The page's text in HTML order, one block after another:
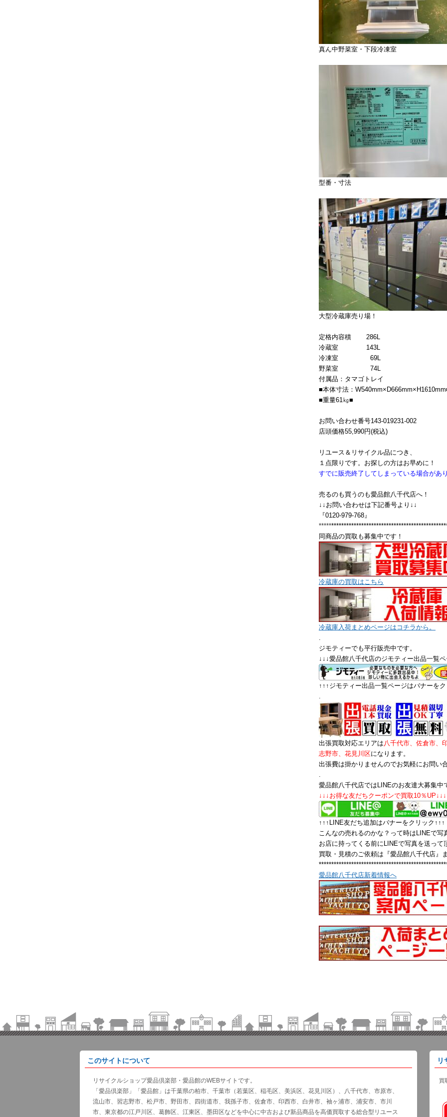
真ん中野菜室・下段冷凍室
型番・寸法
大型冷蔵庫売り場！
定格内容積 286L
冷蔵室 143L
冷凍室 69L
野菜室 74L
付属品：タマゴトレイ
■本体寸法：
■重量61㎏■
お問い合わせ番号143-019231-002
店頭価格55,990円(税込)
リユース＆リサイクル品につき、
１点限りです。お探しの方はお早めに！
すでに販売終了してし まっている場合があ
売るのも買うのも愛品館八千代店へ！
↓↓お問い合わせは下記番号より↓↓
『0120-979-768』
*****
同商品の買取も募集中です！
冷蔵庫の買取はこちら
冷蔵庫入荷まとめページはコチラから。
.
ジモティーでも平行販売中です。
↓↓↓愛品館八千代店のジモティー出品一覧
↑↑↑ジモティー出品一覧ページはバナーを
.
出張買取対応エリアは八千代市、佐倉市、
志野市、花見川区になります。
出張費は掛かりませんのでお気軽にお問い
.
愛品館八千代店ではLINEのお友達大募集中
↓↓↓お得な友だちクーポンで買取10％UP↓↓↓
↑↑↑LINE友だち追加はバナーをクリック↑↑↑
こんなの売れるのかな？って時はLINEで写
お店に持ってくる前にLINEで写真を送って
買取・見積のご依頼は『愛品館八千代店』
愛品館八千代店新着情報へ
このサイトについて
リサイクルショップ愛品倶楽部・愛品館のWEBサイトです。
「愛品倶楽部」「愛品館」は千葉県の柏市、千葉市（若葉区、稲毛区、美浜区、花見川区）、八千代市、市原市、
流山市、習志野市、松戸市、野田市、四街道市、我孫子市、佐倉市、印西市、白井市、袖ヶ浦市、浦安市、市川
市、東京都の江戸川区、葛飾区、江東区、墨田区などを中心に中古および新品商品を高価買取する総合型リユース
リ
買